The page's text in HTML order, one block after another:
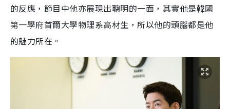
的反應，節目中他亦展現出聰明的一面，其實他是韓國
第一學府首爾大學物理系高材生，所以他的頭腦都是他
的魅力所在。